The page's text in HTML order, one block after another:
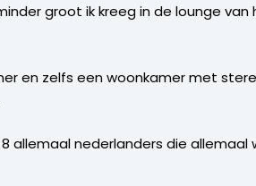
groot ik kreeg in de lounge
en zelfs een woonkamer met
allemaal nederlanders die allemaal